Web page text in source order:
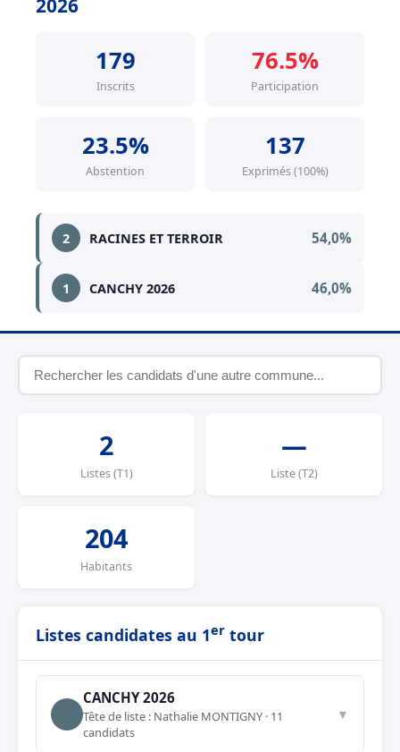
2026
179
Inscrits
76.5%
Participation
23.5%
Abstention
137
Exprimés (100%)
2 RACINES ET TERROIR 54,0%
1 CANCHY 2026 46,0%
2
Listes (T1)
—
Liste (T2)
204
Habitants
Listes candidates au 1er tour
CANCHY 2026
Tête de liste : Nathalie MONTIGNY · 11
candidats
▼